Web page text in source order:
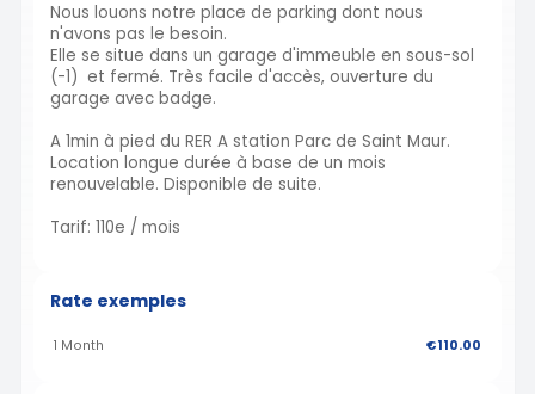
Nous louons notre place de parking dont nous
n'avons pas le besoin.
Elle se situe dans un garage d'immeuble en sous-sol
(-1) et fermé. Très facile d'accès, ouverture du
garage avec badge.
A 1min à pied du RER A station Parc de Saint Maur.
Location longue durée à base de un mois
renouvelable. Disponible de suite.
Tarif: 110e / mois
Rate exemples
1 Month €110.00